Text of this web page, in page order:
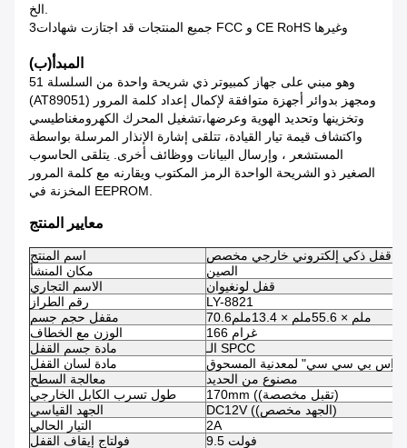
الخ.
3جميع المنتجات قد اجتازت شهادات FCC و CE RoHS وغيرها
(ب) المبدأ
وهو مبني على جهاز كمبيوتر ذي شريحة واحدة من السلسلة 51
(AT89051) ومجهز بدوائر أجهزة متوافقة لإكمال إعداد كلمة المرور
وتخزينها وتحديد الهوية وعرضها،تشغيل المحرك الكهرومغناطيسي
واكتشاف قيمة تيار القيادة، تتلقى إشارة الإنذار المرسلة بواسطة
المستشعر ، وإرسال البيانات ووظائف أخرى. يتلقى الحاسوب
الصغير ذو الشريحة الواحدة الرمز المكتوب ويقارنه مع كلمة المرور
المخزنة في EEPROM.
معايير المنتج
اسم المنتج
قفل ذكي إلكتروني خارجي مخصص
مكان المنشأ
الصين
الاسم التجاري
قفل لونغيوان
رقم الطراز
LY-8821
مقفل حجم جسم
70.6ملم × 55.6ملم × 13.4ملم
الوزن مع الخطاف
166 غرام
مادة جسم القفل
الـ SPCC
مادة لسان القفل
"إس بي سي سي" لمعدنية المسحوق
معالجة السطح
مصنوع من الحديد
طول تسرب الكابل الخارجي
170mm ((تقبل مخصصة)
الجهد القياسي
DC12V ((الجهد مخصص)
التيار الحالي
2A
فولتاج إيقاف القفل
9.5 فولت